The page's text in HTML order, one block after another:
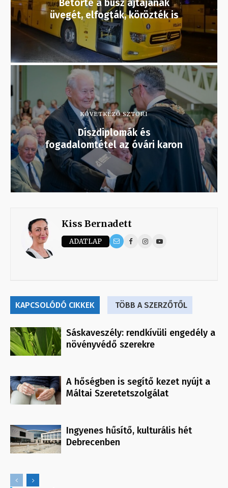
Betörte a busz ajtajának
üvegét, elfogták, körözték is
KÖVETKEZŐ SZTORI
Díszdiplomák és
fogadalomtétel az óvári karon
Kiss Bernadett
ADATLAP
KAPCSOLÓDÓ CIKKEK TÖBB A SZERZŐTŐL
Sáskaveszély: rendkívüli engedély a
növényvédő szerekre
A hőségben is segítő kezet nyújt a
Máltai Szeretetszolgálat
Ingyenes hűsítő, kulturális hét
Debrecenben